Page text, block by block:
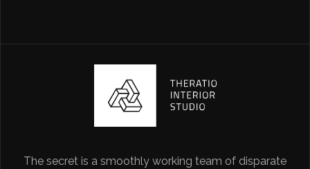
The secret is a smoothly working team of disparate